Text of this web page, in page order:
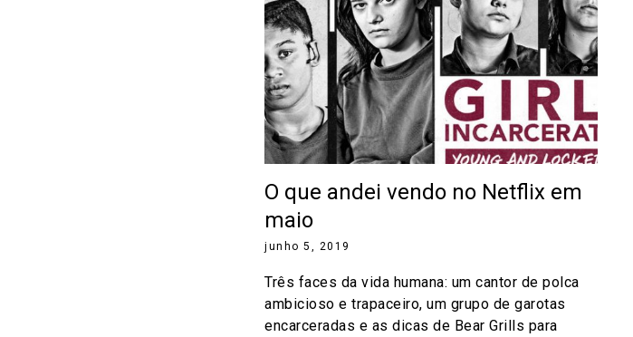
O que andei vendo no Netflix em
maio
junho 5, 2019
Três faces da vida humana: um cantor de polca
ambicioso e trapaceiro, um grupo de garotas
encarceradas e as dicas de Bear Grills para